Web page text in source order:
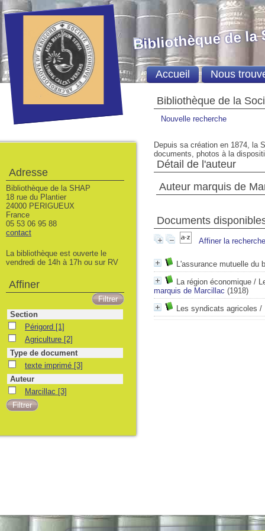
Bibliothèque de la
Nouvelle recherche
Depuis sa création en 1874, la
documents, photos à la
Détail de l'auteur
Auteur marquis de
Documents
Affiner la recherche
L'assurance mutuelle du
La région économique /
marquis de Marcillac (1918)
Les syndicats agricoles
Bibliothèque de la
Accueil Nous
Adresse
Bibliothèque de la SHAP
18 rue du Plantier
24000 PERIGUEUX
France
05 53 06 95 88
contact
La bibliothèque est ouverte le
vendredi de 14h à 17h ou sur RV
Affiner
Section
Périgord [1]
Agriculture [2]
Type de document
texte imprimé [3]
Auteur
Marcillac [3]